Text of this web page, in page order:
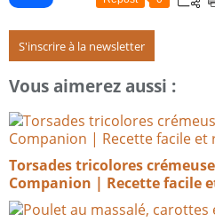
S'inscrire à la newsletter
Vous aimerez aussi :
Torsades tricolores
Companion | Recette facile